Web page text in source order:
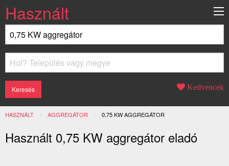
Használt
Kedvencek
HASZNÁLT AGGREGÁTOR JELENLEGI:
0,75 KW AGGREGÁTOR
Használt 0,75 KW aggregátor eladó